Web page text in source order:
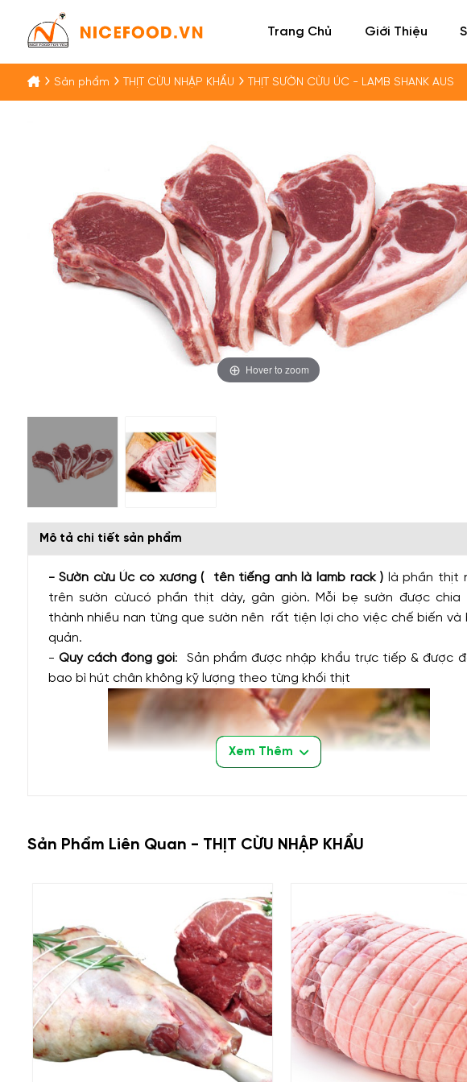
Trang Chủ Giới Thiệu
Sản phẩm THỊT CỪU NHẬP KHẨU THỊT SƯỜN CỪU ÚC - LAMB SHANK AUS
Hover to zoom
Mô tả chi tiết sản phẩm
- Sườn cừu Úc có xương ( tên tiếng anh là lamb rack ) là phần thịt
trên sườn cừucó phần thịt dày, gân giòn. Mỗi bẹ sườn được chia
thành nhiều nan từng que sườn nên rất tiện lợi cho việc chế biến và
quản.
- Quy cách đóng gói: Sản phẩm được nhập khẩu trực tiếp & được
bao bì hút chân không kỹ lượng theo từng khối thịt
-Trọng lượng: giao động từ 1 - 1,5 kg / bẹ sườn
-Bảo quản:có thể bảo quản đông trong ngăn đá với nhiệt độ -18
Trước khi sử dụng nên xả đông 30 – 40 phút. Không nên để thịt
Xem Thêm
Sản Phẩm Liên Quan - THỊT CỪU NHẬP KHẨU